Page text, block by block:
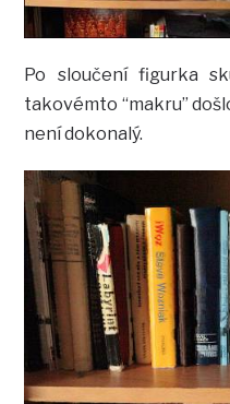
Po sloučení figurka
takovémto “makru”
není dokonalý.